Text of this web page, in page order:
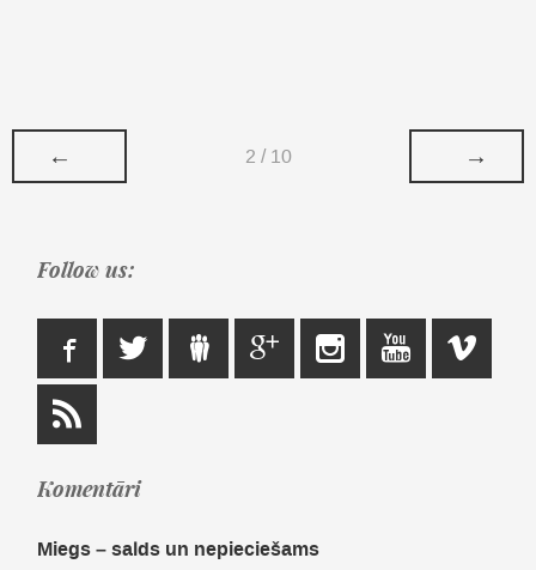
← 2 / 10 →
Follow us:
Komentāri
Miegs – salds un nepieciešams